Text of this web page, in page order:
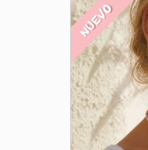
NUEVO